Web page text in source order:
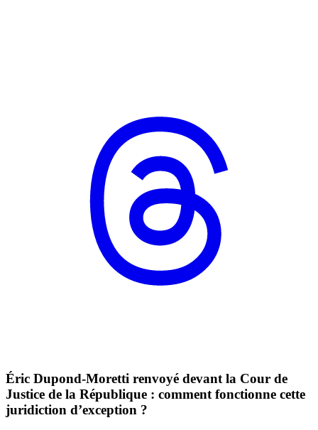
Éric Dupond-Moretti renvoyé devant la Cour de
Justice de la République : comment fonctionne cette
juridiction d’exception ?